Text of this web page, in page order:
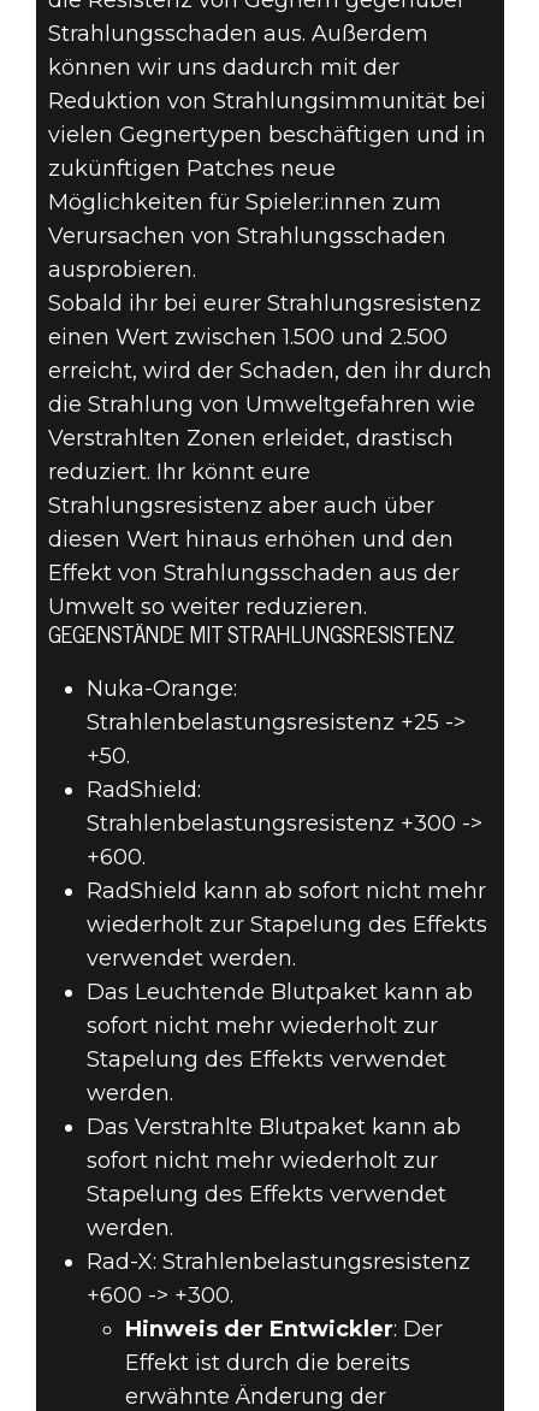
Strahlungsschaden aus. Außerdem
können wir uns dadurch mit der
Reduktion von Strahlungsimmunität bei
vielen Gegnertypen beschäftigen und in
zukünftigen Patches neue
Möglichkeiten für Spieler:innen zum
Verursachen von Strahlungsschaden
ausprobieren.
Sobald ihr bei eurer Strahlungsresistenz
einen Wert zwischen 1.500 und 2.500
erreicht, wird der Schaden, den ihr durch
die Strahlung von Umweltgefahren wie
Verstrahlten Zonen erleidet, drastisch
reduziert. Ihr könnt eure
Strahlungsresistenz aber auch über
diesen Wert hinaus erhöhen und den
Effekt von Strahlungsschaden aus der
Umwelt so weiter reduzieren.
GEGENSTÄNDE MIT STRAHLUNGSRESISTENZ
Nuka-Orange:
Strahlenbelastungsresistenz +25 ->
+50.
RadShield:
Strahlenbelastungsresistenz +300 ->
+600.
RadShield kann ab sofort nicht mehr
wiederholt zur Stapelung des Effekts
verwendet werden.
Das Leuchtende Blutpaket kann ab
sofort nicht mehr wiederholt zur
Stapelung des Effekts verwendet
werden.
Das Verstrahlte Blutpaket kann ab
sofort nicht mehr wiederholt zur
Stapelung des Effekts verwendet
werden.
Rad-X: Strahlenbelastungsresistenz
+600 -> +300.
Hinweis der Entwickler: Der
Effekt ist durch die bereits
erwähnte Änderung der